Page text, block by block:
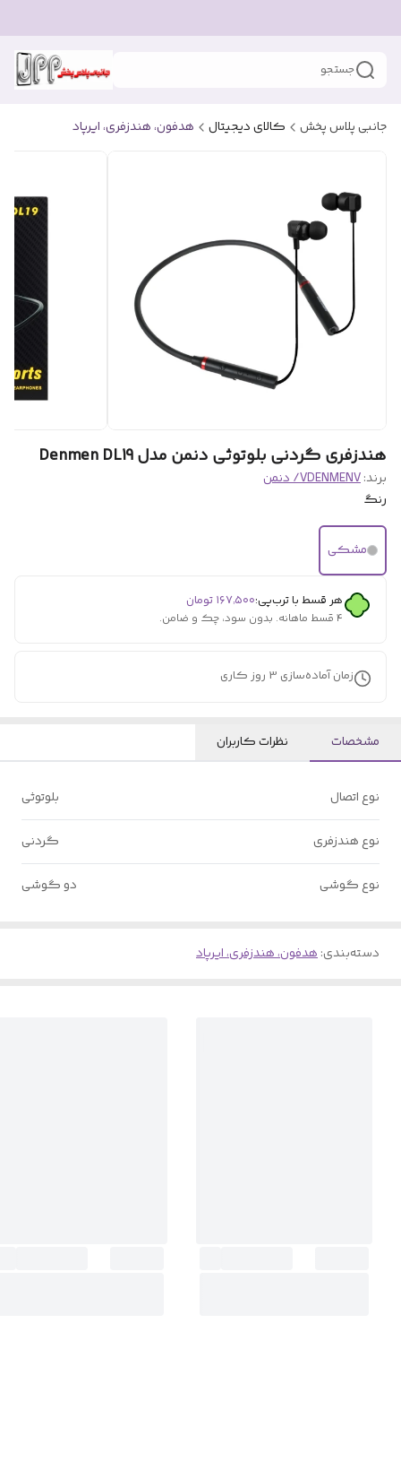
جستجو
جانبی پلاس پخش کالای دیجیتال هدفون، هندزفری، ایرپاد
هندزفری گردنی بلوتوثی دنمن مدل Denmen DL19
برند:VDENMENV/ دنمن
رنگ
مشکی
هر قسط با ترب‌پی:۱۶۷٬۵۰۰ تومان
۴ قسط ماهانه. بدون سود، چک و ضامن.
زمان آماده‌سازی 3 روز کاری
مشخصات نظرات کاربران
نوع اتصال بلوتوثی
نوع هندزفری گردنی
نوع گوشی دو گوشی
دسته‌بندی:هدفون، هندزفری، ایرپاد